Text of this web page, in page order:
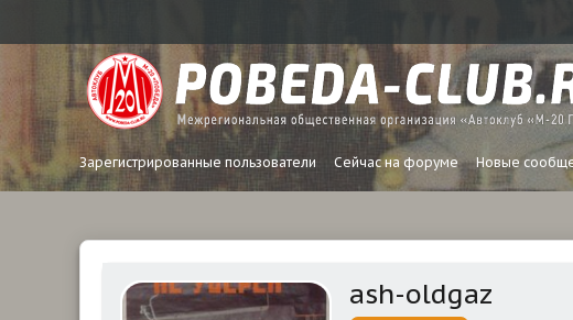
Зарегистрированные пользователи Сейчас на форуме Новые
ash-oldgaz